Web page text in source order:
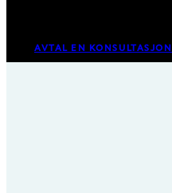
AVTAL EN KONSULTASJON